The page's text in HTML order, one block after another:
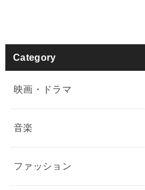
Category
映画・ドラマ
音楽
ファッション